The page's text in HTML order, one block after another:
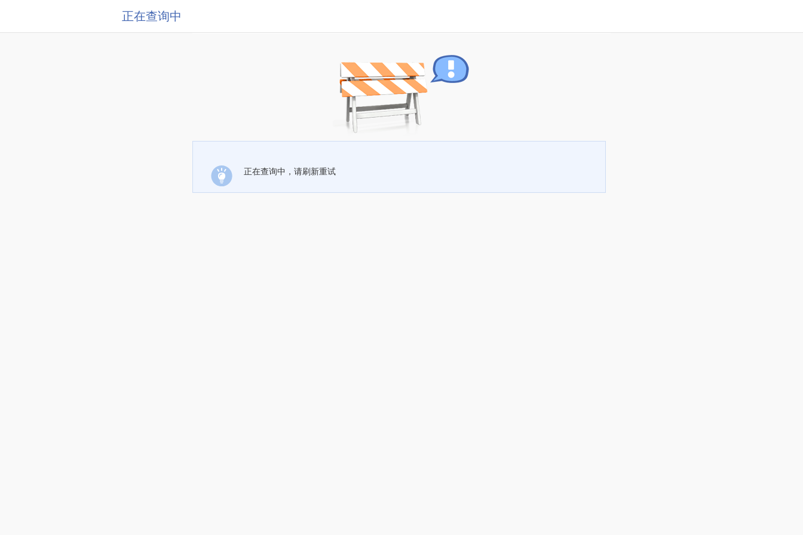
正在查询中
正在查询中，请刷新重试